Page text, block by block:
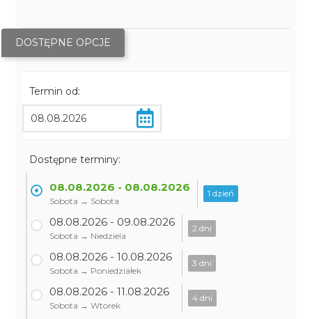
DOSTĘPNE OPCJE
Termin od:
Dostępne terminy:
08.08.2026 - 08.08.2026
Sobota → Sobota
1 dzień
08.08.2026 - 09.08.2026
Sobota → Niedziela
2 dni
08.08.2026 - 10.08.2026
Sobota → Poniedziałek
3 dni
08.08.2026 - 11.08.2026
Sobota → Wtorek
4 dni